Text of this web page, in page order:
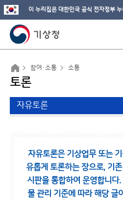
이 누리집은 대한민국 공식 전자정부
참여·소통 소통
토론
자유토론
자유토론은 기상업무 또는
유롭게 토론하는 장으로, 기
시판을 통합하여 운영합니다.
물 관리 기준에 따라 해당 글